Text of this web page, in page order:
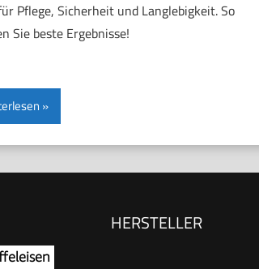
Pflege, Sicherheit und Langlebigkeit. So
Sie beste Ergebnisse!
HERSTELLER